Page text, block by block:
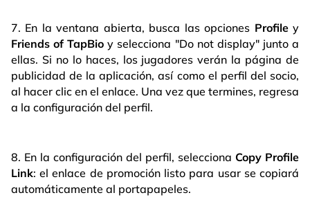
7. En la ventana abierta, busca las opciones Profiley
Friends of TapBio y selecciona "Do not display" junto a
ellas. Si no lo haces, los jugadores verán la página de
publicidad de la aplicación, así como el perfil del socio,
al hacer clic en el enlace. Una vez que termines, regresa
a la configuración del perfil.
8. En la configuración del perfil, selecciona Copy Profile
Link: el enlace de promoción listo para usar se copiará
automáticamente al portapapeles.